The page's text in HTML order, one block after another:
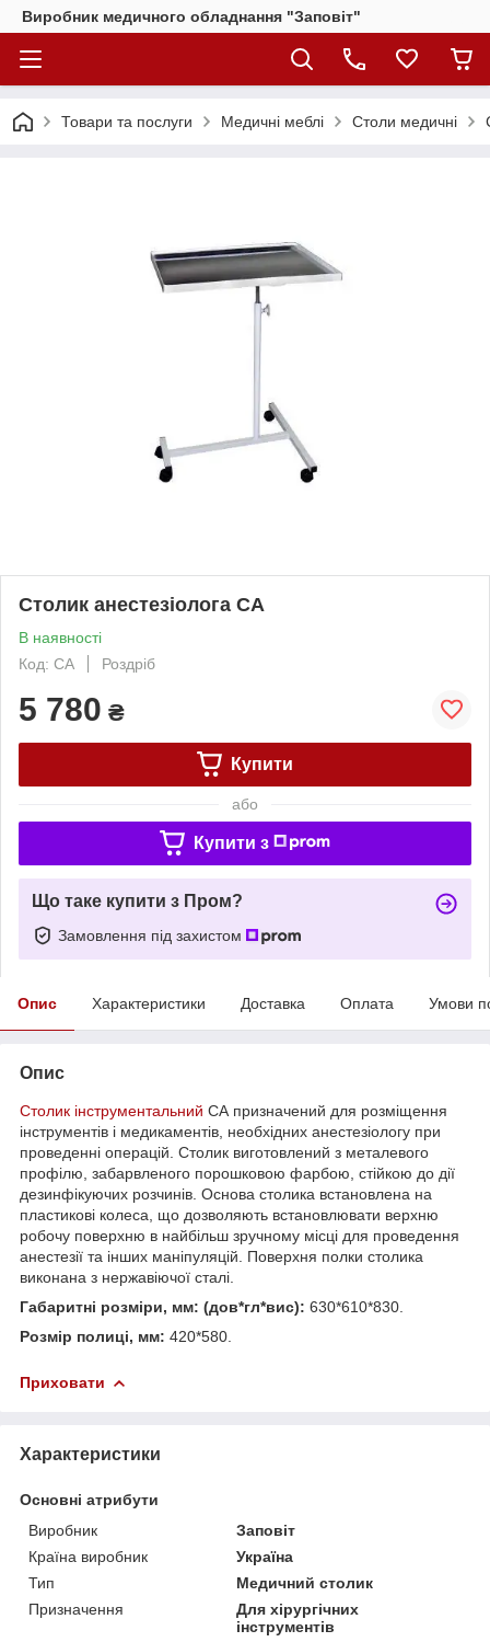
Виробник медичного обладнання "Заповіт"
Товари та послуги Медичні меблі Столи медичні
Столик анестезіолога СА
В наявності
Код: СА
Роздріб
5 780 ₴
Купити
або
Купити з
Що таке купити з Пром?
Замовлення під захистом
Опис Характеристики Доставка Оплата Умови
Опис
Столик інструментальний СА призначений для розміщення
інструментів і медикаментів, необхідних анестезіологу при
проведенні операцій. Столик виготовлений з металевого
профілю, забарвленого порошковою фарбою, стійкою до дії
дезинфікуючих розчинів. Основа столика встановлена на
пластикові колеса, що дозволяють встановлювати верхню
робочу поверхню в найбільш зручному місці для проведення
анестезії та інших маніпуляцій. Поверхня полки столика
виконана з нержавіючої сталі.
Габаритні розміри, мм: (дов*гл*вис): 630*610*830.
Розмір полиці, мм: 420*580.
Приховати
Характеристики
Основні атрибути
Виробник
Заповіт
Країна виробник
Україна
Тип
Медичний столик
Призначення
Для хірургічних
інструментів